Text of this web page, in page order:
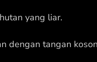
yang liar.
dengan tangan